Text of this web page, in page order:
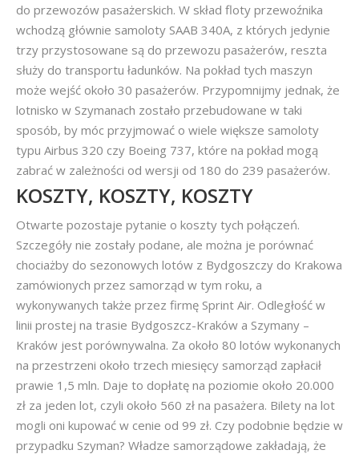
do przewozów pasażerskich. W skład floty przewoźnika
wchodzą głównie samoloty SAAB 340A, z których jedynie
trzy przystosowane są do przewozu pasażerów, reszta
służy do transportu ładunków. Na pokład tych maszyn
może wejść około 30 pasażerów. Przypomnijmy jednak, że
lotnisko w Szymanach zostało przebudowane w taki
sposób, by móc przyjmować o wiele większe samoloty
typu Airbus 320 czy Boeing 737, które na pokład mogą
zabrać w zależności od wersji od 180 do 239 pasażerów.
KOSZTY, KOSZTY, KOSZTY
Otwarte pozostaje pytanie o koszty tych połączeń.
Szczegóły nie zostały podane, ale można je porównać
chociażby do sezonowych lotów z Bydgoszczy do Krakowa
zamówionych przez samorząd w tym roku, a
wykonywanych także przez firmę Sprint Air. Odległość w
linii prostej na trasie Bydgoszcz-Kraków a Szymany –
Kraków jest porównywalna. Za około 80 lotów wykonanych
na przestrzeni około trzech miesięcy samorząd zapłacił
prawie 1,5 mln. Daje to dopłatę na poziomie około 20.000
zł za jeden lot, czyli około 560 zł na pasażera. Bilety na lot
mogli oni kupować w cenie od 99 zł. Czy podobnie będzie w
przypadku Szyman? Władze samorządowe zakładają, że